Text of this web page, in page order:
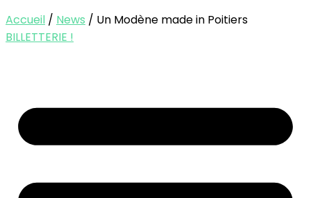
Accueil / News / Un Modène made in Poitiers
BILLETTERIE !